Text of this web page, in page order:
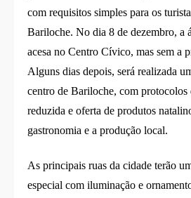
com requisitos simples para os
Bariloche. No dia 8 de dezembro, a
acesa no Centro Cívico, mas sem a
Alguns dias depois, será realizada
centro de Bariloche, com protocolos
reduzida e oferta de produtos
gastronomia e a produção local.
As principais ruas da cidade terão
especial com iluminação e